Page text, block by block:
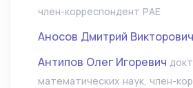
член-корреспондент РАЕ
Аносов Дмитрий Викторович
Антипов Олег Игоревич
математических наук, член-